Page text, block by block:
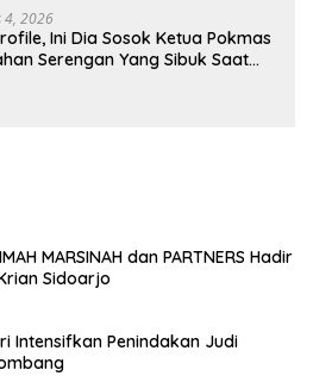
4, 2026
Ini Dia Sosok Ketua Pokmas
Serengan Yang Sibuk Saat
MARSINAH dan PARTNERS Hadir
Sidoarjo
Intensifkan Penindakan Judi